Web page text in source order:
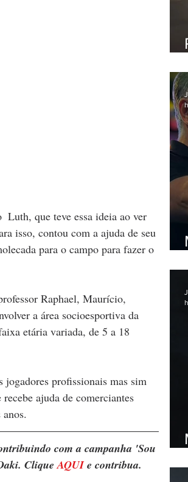
que teve essa ideia ao ver
isso, contou com a ajuda de seu
para o campo para fazer o
Raphael, Maurício,
a área socioesportiva da
etária variada, de 5 a 18
profissionais mas sim
ajuda de comerciantes
com a campanha 'Sou
Clique AQUI e contribua.